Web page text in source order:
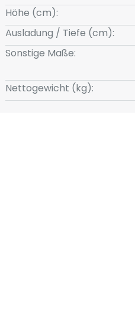
Höhe (cm):
Ausladung / Tiefe (cm):
Sonstige Maße:
Nettogewicht (kg):